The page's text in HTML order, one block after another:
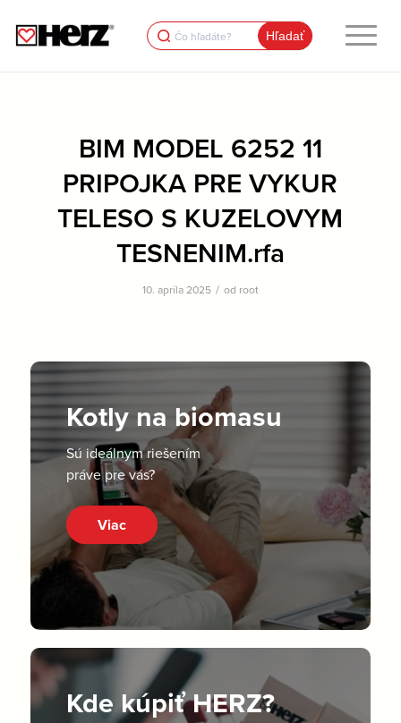
Search
for:
BIM MODEL 6252 11
PRIPOJKA PRE VYKUR
TELESO S KUZELOVYM
TESNENIM.rfa
10. apríla 2025 / od root
Kotly na biomasu
Sú ideálnym riešením
práve pre vás?
Viac
Kde kúpiť HERZ?